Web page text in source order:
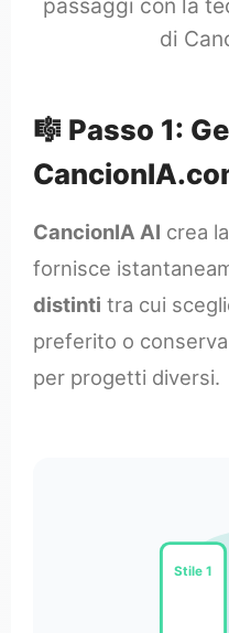
passaggi con la
di
🎼 Passo 1:
CancionIA AI crea
fornisce
distinti tra cui
preferito o
per progetti diversi.
Stile 1